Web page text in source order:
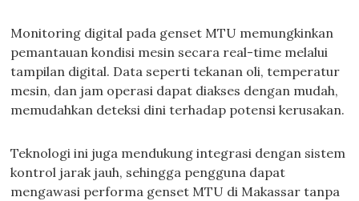
Monitoring digital pada genset MTU memungkinkan
pemantauan kondisi mesin secara real-time melalui
tampilan digital. Data seperti tekanan oli, temperatur
mesin, dan jam operasi dapat diakses dengan mudah,
memudahkan deteksi dini terhadap potensi kerusakan.
Teknologi ini juga mendukung integrasi dengan sistem
kontrol jarak jauh, sehingga pengguna dapat
mengawasi performa genset MTU di Makassar tanpa